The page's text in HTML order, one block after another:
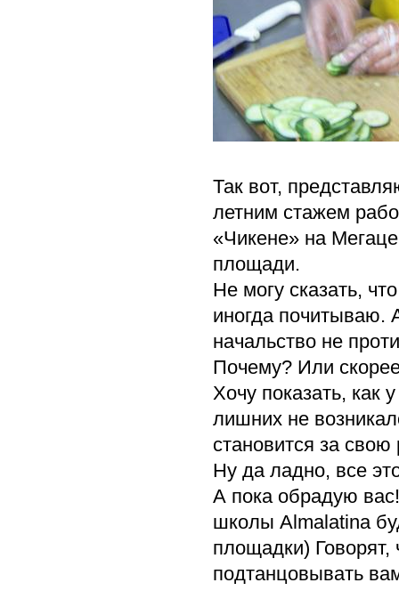
Так вот,
летним стажем
«Чикене» на
площади.
Не могу сказать,
иногда почитываю.
начальство не
Почему? Или
Хочу показать, как
лишних не
становится за
Ну да ладно, все
А пока обрадую
школы Аlmalatina
площадки)
подтанцовывать